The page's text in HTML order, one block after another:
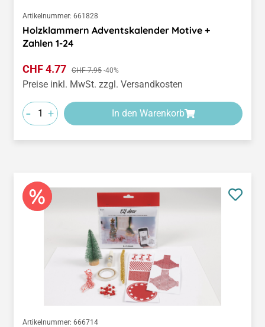
Artikelnummer: 661828
Holzklammern Adventskalender Motive +
Zahlen 1-24
Verkaufspreis:
CHF 4.77 Regulärer Preis:
CHF 7.95 -40%
Preise inkl. MwSt. zzgl. Versandkosten
- + In den Warenkorb
Artikelnummer: 666714